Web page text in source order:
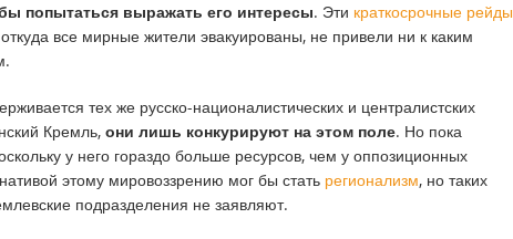
попытаться выражать его интересы. Эти краткосрочные рейды
все мирные жители эвакуированы, не привели ни к каким
тех же русско-националистических и централистских
Кремль, они лишь конкурируют на этом поле. Но пока
у него гораздо больше ресурсов, чем у оппозиционных
этому мировоззрению мог бы стать регионализм, но таких
подразделения не заявляют.